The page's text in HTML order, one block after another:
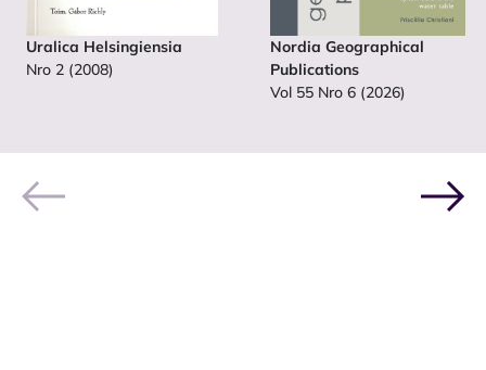
Uralica Helsingiensia
Nro 2 (2008)
Nordia Geographical
Publications
Vol 55 Nro 6 (2026)